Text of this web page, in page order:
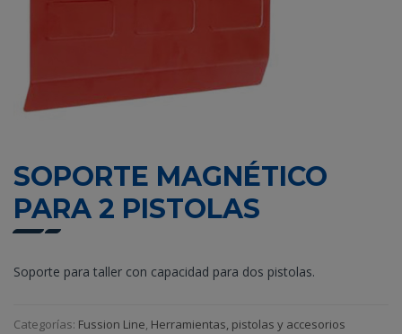
SOPORTE MAGNÉTICO
PARA 2 PISTOLAS
Soporte para taller con capacidad para dos pistolas.
Categorías: Fussion Line Herramientas, pistolas y accesorios